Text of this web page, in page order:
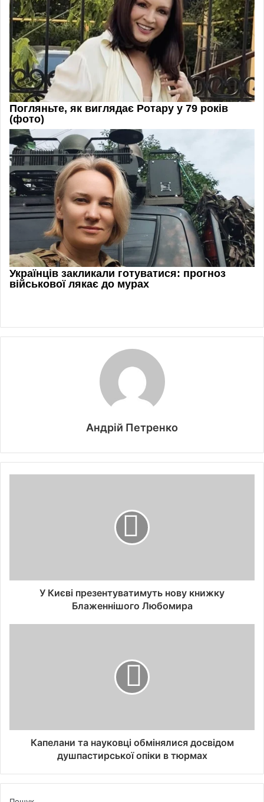
Андрій Петренко
У Києві презентуватимуть нову книжку
Блаженнішого Любомира
Капелани та науковці обмінялися досвідом
душпастирської опіки в тюрмах